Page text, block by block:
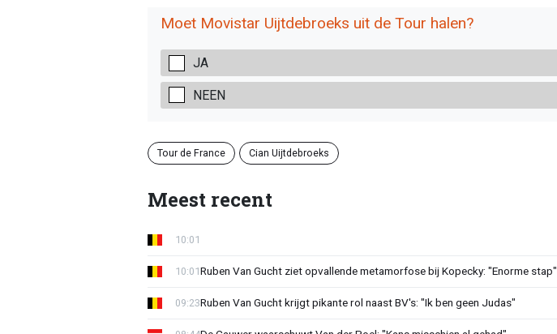
Moet Movistar Uijtdebroeks uit de Tour halen?
JA
NEEN
Tour de France Cian Uijtdebroeks
Meest recent
10:01
Ruben Van Gucht ziet opvallende metamorfose bij Kopecky: "Enorme stap"
10:01
Ruben Van Gucht krijgt pikante rol naast BV's: "Ik ben geen Judas"
09:23